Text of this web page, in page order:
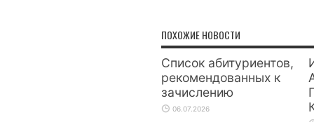
ПОХОЖИЕ НОВОСТИ
Список абитуриентов,
рекомендованных к
зачислению
06.07.2026